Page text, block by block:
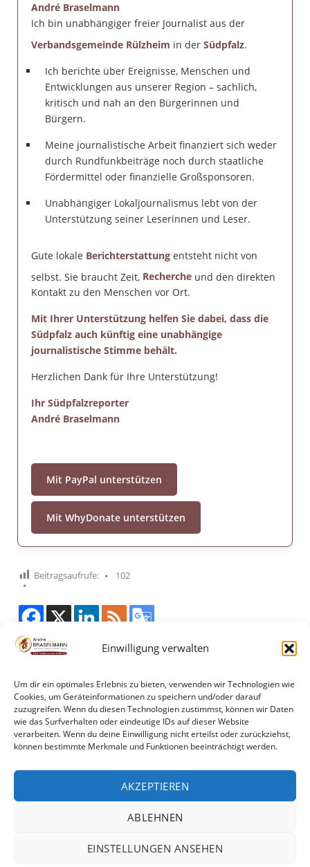
Einwilligung verwalten
Um dir ein optimales Erlebnis zu bieten, verwenden wir Technologien wie
Cookies, um Geräteinformationen zu speichern und/oder darauf
zuzugreifen. Wenn du diesen Technologien zustimmst, können wir Daten
wie das Surfverhalten oder eindeutige IDs auf dieser Website
verarbeiten. Wenn du deine Einwilligung nicht erteilst oder zurückziehst,
können bestimmte Merkmale und Funktionen beeinträchtigt werden.
AKZEPTIEREN
ABLEHNEN
EINSTELLUNGEN ANSEHEN
André Braselmann
Ich bin unabhängiger freier Journalist aus der
Verbandsgemeinde Rülzheim in der Südpfalz.
Ich berichte über Ereignisse, Menschen und
Entwicklungen aus unserer Region – sachlich,
kritisch und nah an den Bürgerinnen und
Bürgern.
Meine journalistische Arbeit finanziert sich weder
durch Rundfunkbeiträge noch durch staatliche
Fördermittel oder finanzielle Großsponsoren.
Unabhängiger Lokaljournalismus lebt von der
Unterstützung seiner Leserinnen und Leser.
Gute lokale Berichterstattungentsteht nicht von
selbst. Sie braucht Zeit, Rechercheund den direkten
Kontakt zu den Menschen vor Ort.
Mit Ihrer Unterstützung helfen Sie dabei, dass die
Südpfalz auch künftig eine unabhängige
journalistische Stimme behält.
Herzlichen Dank für Ihre Unterstützung!
Ihr Südpfalzreporter
André Braselmann
Mit PayPal unterstützen
Mit WhyDonate unterstützen
Beitragsaufrufe: 102
SCHREIBE EINEN KOMMENTAR
Du musstangemeldetsein, um einen Kommentar
abzugeben.